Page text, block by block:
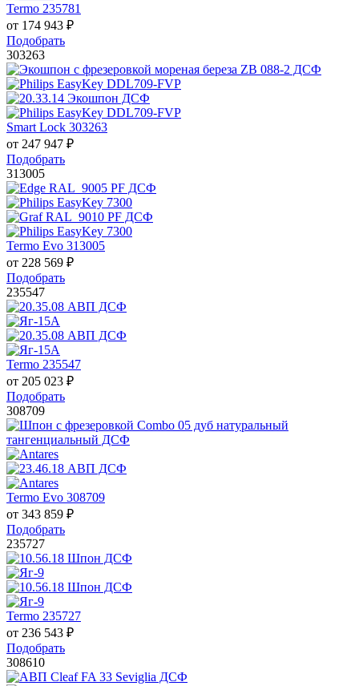
Termo 235781
от 174 943 ₽
Подобрать
303263
Smart Lock 303263
от 247 947 ₽
Подобрать
313005
Termo Evo 313005
от 228 569 ₽
Подобрать
235547
Termo 235547
от 205 023 ₽
Подобрать
308709
Termo Evo 308709
от 343 859 ₽
Подобрать
235727
Termo 235727
от 236 543 ₽
Подобрать
308610